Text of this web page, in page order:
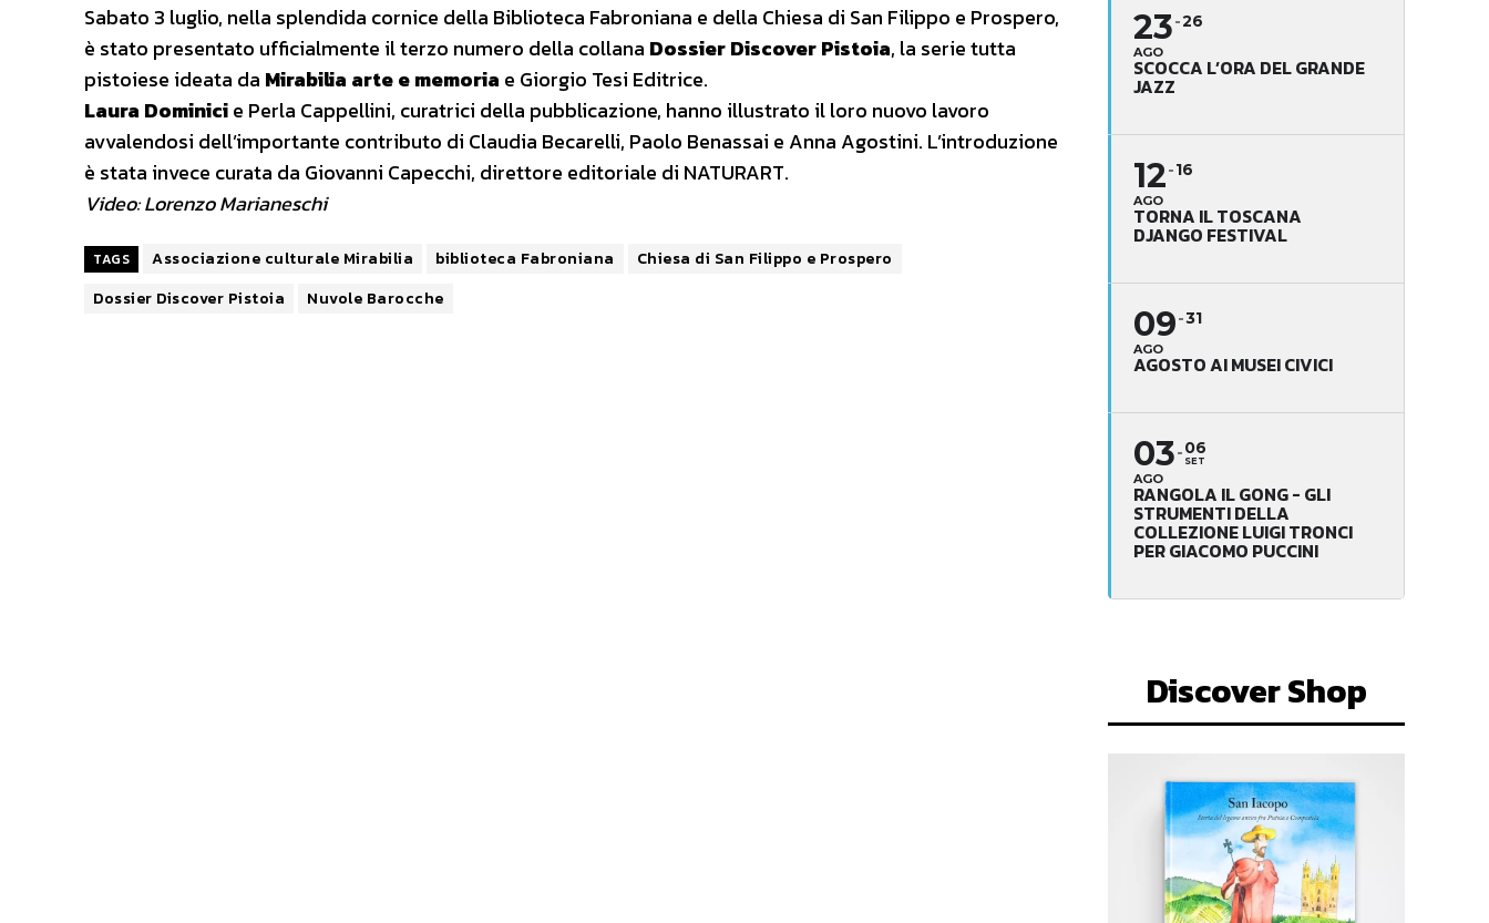
Sabato 3 luglio, nella splendida cornice della Biblioteca Fabroniana e della Chiesa di San Filippo e Prospero,
è stato presentato ufficialmente il terzo numero della collana DossierDiscover Pistoia, la serie tutta
pistoiese ideata da Mirabilia arte e memoria e Giorgio Tesi Editrice.
Laura Dominicie Perla Cappellini, curatrici della pubblicazione, hanno illustrato il loro nuovo lavoro
avvalendosi dell’importante contributo di Claudia Becarelli, Paolo Benassai e Anna Agostini. L’introduzione
è stata invece curata da Giovanni Capecchi, direttore editoriale di NATURART.
Video: Lorenzo Marianeschi
TAGS Associazione culturale Mirabilia biblioteca Fabroniana
Chiesa di San Filippo e Prospero
Dossier Discover Pistoia
Nuvole Barocche
23
AGO
26
SCOCCA L’ORA DEL GRANDE
JAZZ
12
AGO
16
TORNA IL TOSCANA
DJANGO FESTIVAL
09
AGO
31
AGOSTO AI MUSEI CIVICI
03
AGO
06
SET
RANGOLA IL GONG - GLI
STRUMENTI DELLA
COLLEZIONE LUIGI TRONCI
PER GIACOMO PUCCINI
Discover Shop